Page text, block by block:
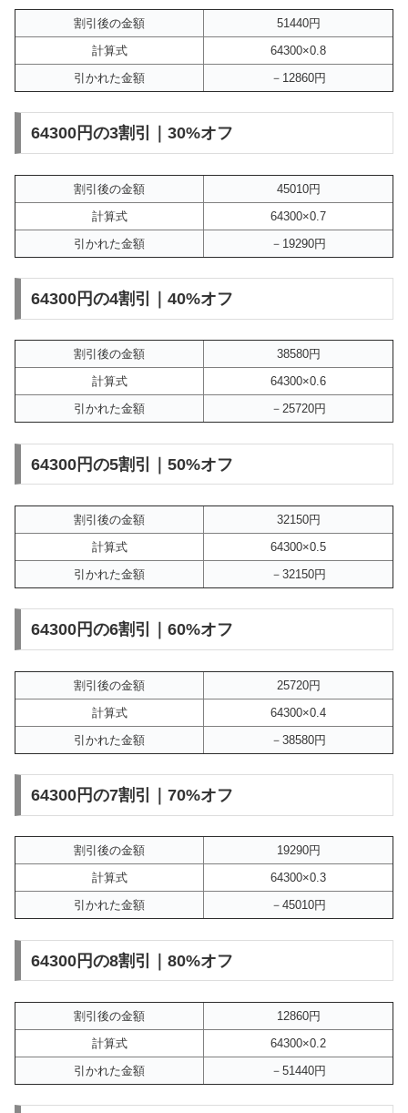
割引後の金額
51440円
計算式
64300×0.8
引かれた金額
－12860円
64300円の3割引｜30%オフ
割引後の金額
45010円
計算式
64300×0.7
引かれた金額
－19290円
64300円の4割引｜40%オフ
割引後の金額
38580円
計算式
64300×0.6
引かれた金額
－25720円
64300円の5割引｜50%オフ
割引後の金額
32150円
計算式
64300×0.5
引かれた金額
－32150円
64300円の6割引｜60%オフ
割引後の金額
25720円
計算式
64300×0.4
引かれた金額
－38580円
64300円の7割引｜70%オフ
割引後の金額
19290円
計算式
64300×0.3
引かれた金額
－45010円
64300円の8割引｜80%オフ
割引後の金額
12860円
計算式
64300×0.2
引かれた金額
－51440円